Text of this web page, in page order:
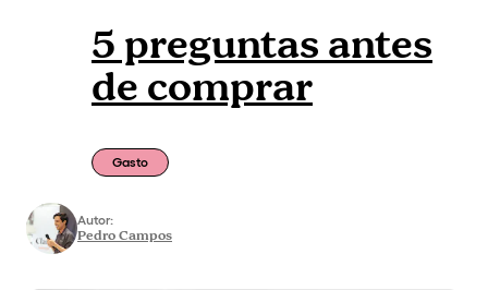
5 preguntas antes
de comprar
Gasto
Autor:
Pedro Campos